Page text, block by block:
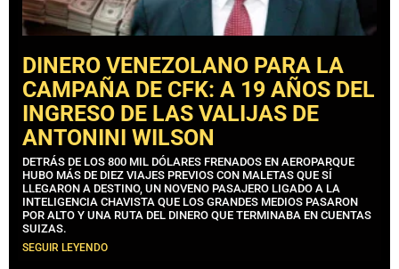
DINERO VENEZOLANO PARA LA
CAMPAÑA DE CFK: A 19 AÑOS DEL
INGRESO DE LAS VALIJAS DE
ANTONINI WILSON
DETRÁS DE LOS 800 MIL DÓLARES FRENADOS EN AEROPARQUE
HUBO MÁS DE DIEZ VIAJES PREVIOS CON MALETAS QUE SÍ
LLEGARON A DESTINO, UN NOVENO PASAJERO LIGADO A LA
INTELIGENCIA CHAVISTA QUE LOS GRANDES MEDIOS PASARON
POR ALTO Y UNA RUTA DEL DINERO QUE TERMINABA EN CUENTAS
SUIZAS.
SEGUIR LEYENDO